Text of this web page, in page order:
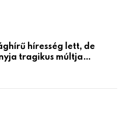
híresség lett, de
tragikus múltja